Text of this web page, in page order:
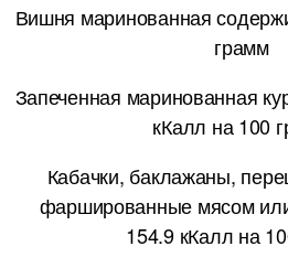
Вишня маринованная
грамм
Запеченная маринованная
кКалл на 100
Кабачки, баклажаны,
фаршированные мясом
154.9 кКалл на